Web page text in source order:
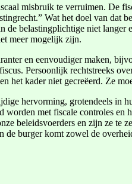
misbruik te verruimen. De
Wat het doel van dat
belastingplichtige niet
meer mogelijk zijn.
en eenvoudiger maken,
Persoonlijk rechtstreeks
kader niet gecreëerd. Ze
hervorming, grotendeels in
met fiscale controles
beleidsvoerders en zijn ze te
de burger komt zowel de